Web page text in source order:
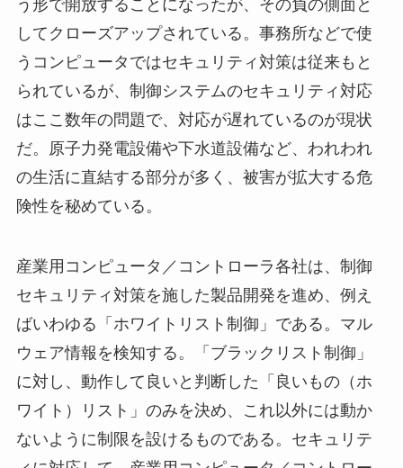
う形で開放することになったが、その負の側面と
してクローズアップされている。事務所などで使
うコンピュータではセキュリティ対策は従来もと
られているが、制御システムのセキュリティ対応
はここ数年の問題で、対応が遅れているのが現状
だ。原子力発電設備や下水道設備など、われわれ
の生活に直結する部分が多く、被害が拡大する危
険性を秘めている。
産業用コンピュータ／コントローラ各社は、制御
セキュリティ対策を施した製品開発を進め、例え
ばいわゆる「ホワイトリスト制御」である。マル
ウェア情報を検知する。「ブラックリスト制御」
に対し、動作して良いと判断した「良いもの（ホ
ワイト）リスト」のみを決め、これ以外には動か
ないように制限を設けるものである。セキュリテ